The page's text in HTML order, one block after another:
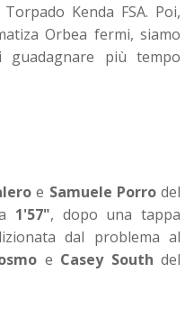
Kenda FSA. Poi,
Orbea fermi, siamo
più tempo
e Samuele Porrodel
1'57", dopo una tappa
dal problema al
e Casey South del